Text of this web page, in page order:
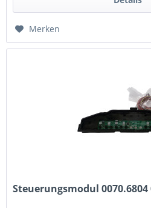
Merken
Steuerungsmodul 0070.6804